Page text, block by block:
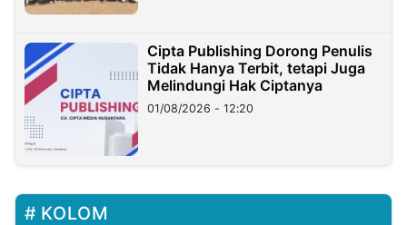
Cipta Publishing Dorong Penulis
Tidak Hanya Terbit, tetapi Juga
Melindungi Hak Ciptanya
01/08/2026 - 12:20
KOLOM